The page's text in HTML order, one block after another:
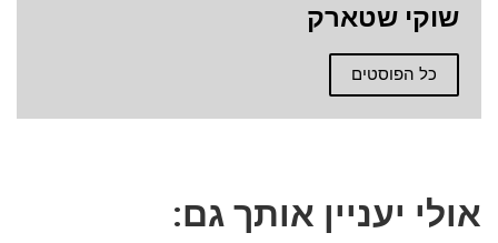
שוקי שטארק
כל הפוסטים
אולי יעניין אותך גם: